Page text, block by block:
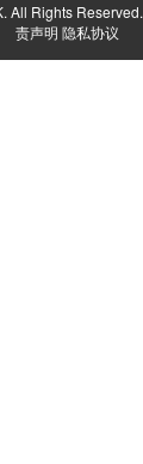
All Rights Reserved.
责声明 隐私协议